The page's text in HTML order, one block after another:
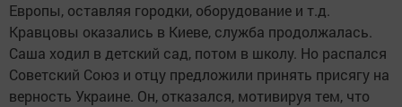
Европы, оставляя городки, оборудование и т.д.
Кравцовы оказались в Киеве, служба продолжалась.
Саша ходил в детский сад, потом в школу. Но распался
Советский Союз и отцу предложили принять присягу на
верность Украине. Он, отказался, мотивируя тем, что